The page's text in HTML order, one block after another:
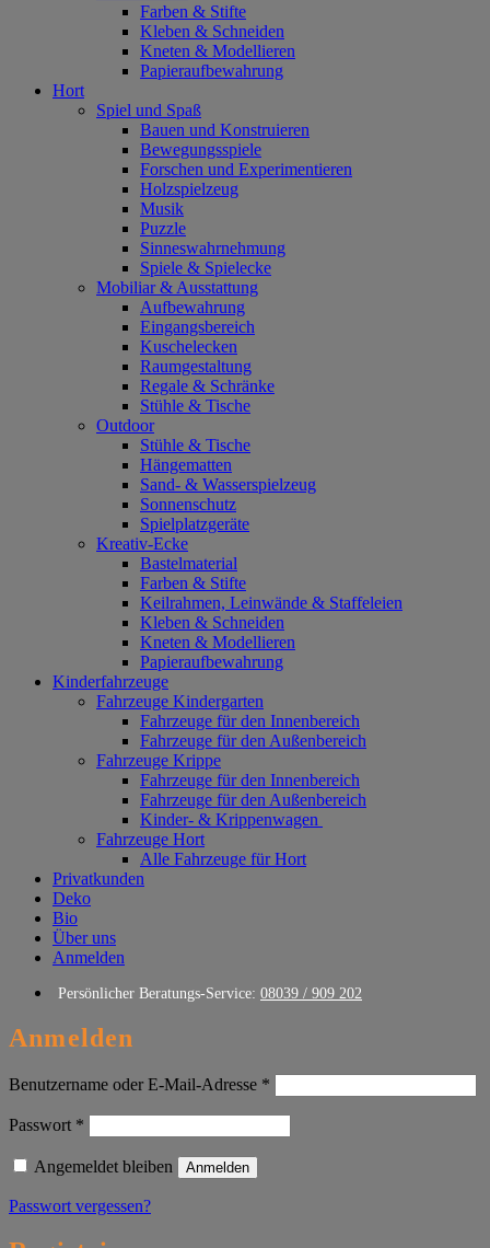
Farben & Stifte
Kleben & Schneiden
Kneten & Modellieren
Papieraufbewahrung
Hort
Spiel und Spaß
Bauen und Konstruieren
Bewegungsspiele
Forschen und Experimentieren
Holzspielzeug
Musik
Puzzle
Sinneswahrnehmung
Spiele & Spielecke
Mobiliar & Ausstattung
Aufbewahrung
Eingangsbereich
Kuschelecken
Raumgestaltung
Regale & Schränke
Stühle & Tische
Outdoor
Stühle & Tische
Hängematten
Sand- & Wasserspielzeug
Sonnenschutz
Spielplatzgeräte
Kreativ-Ecke
Bastelmaterial
Farben & Stifte
Keilrahmen, Leinwände & Staffeleien
Kleben & Schneiden
Kneten & Modellieren
Papieraufbewahrung
Kinderfahrzeuge
Fahrzeuge Kindergarten
Fahrzeuge für den Innenbereich
Fahrzeuge für den Außenbereich
Fahrzeuge Krippe
Fahrzeuge für den Innenbereich
Fahrzeuge für den Außenbereich
Kinder- & Krippenwagen
Fahrzeuge Hort
Alle Fahrzeuge für Hort
Privatkunden
Deko
Bio
Über uns
Anmelden
Persönlicher Beratungs-Service: 08039 / 909 202
Anmelden
Benutzername oder E-Mail-Adresse *
Passwort *
Angemeldet bleiben Anmelden
Passwort vergessen?